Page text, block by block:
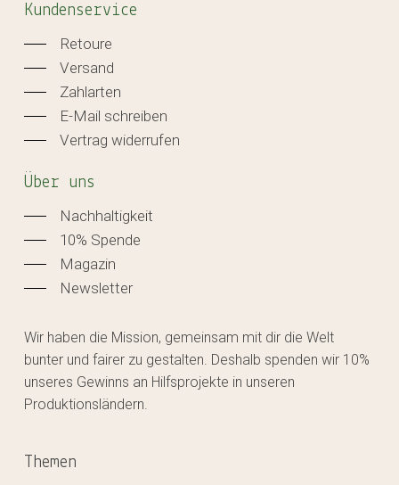
Kundenservice
Retoure
Versand
Zahlarten
E-Mail schreiben
Vertrag widerrufen
Über uns
Nachhaltigkeit
10% Spende
Magazin
Newsletter
Wir haben die Mission, gemeinsam mit dir die Welt
bunter und fairer zu gestalten. Deshalb spenden wir 10%
unseres Gewinns an Hilfsprojekte in unseren
Produktionsländern.
Themen